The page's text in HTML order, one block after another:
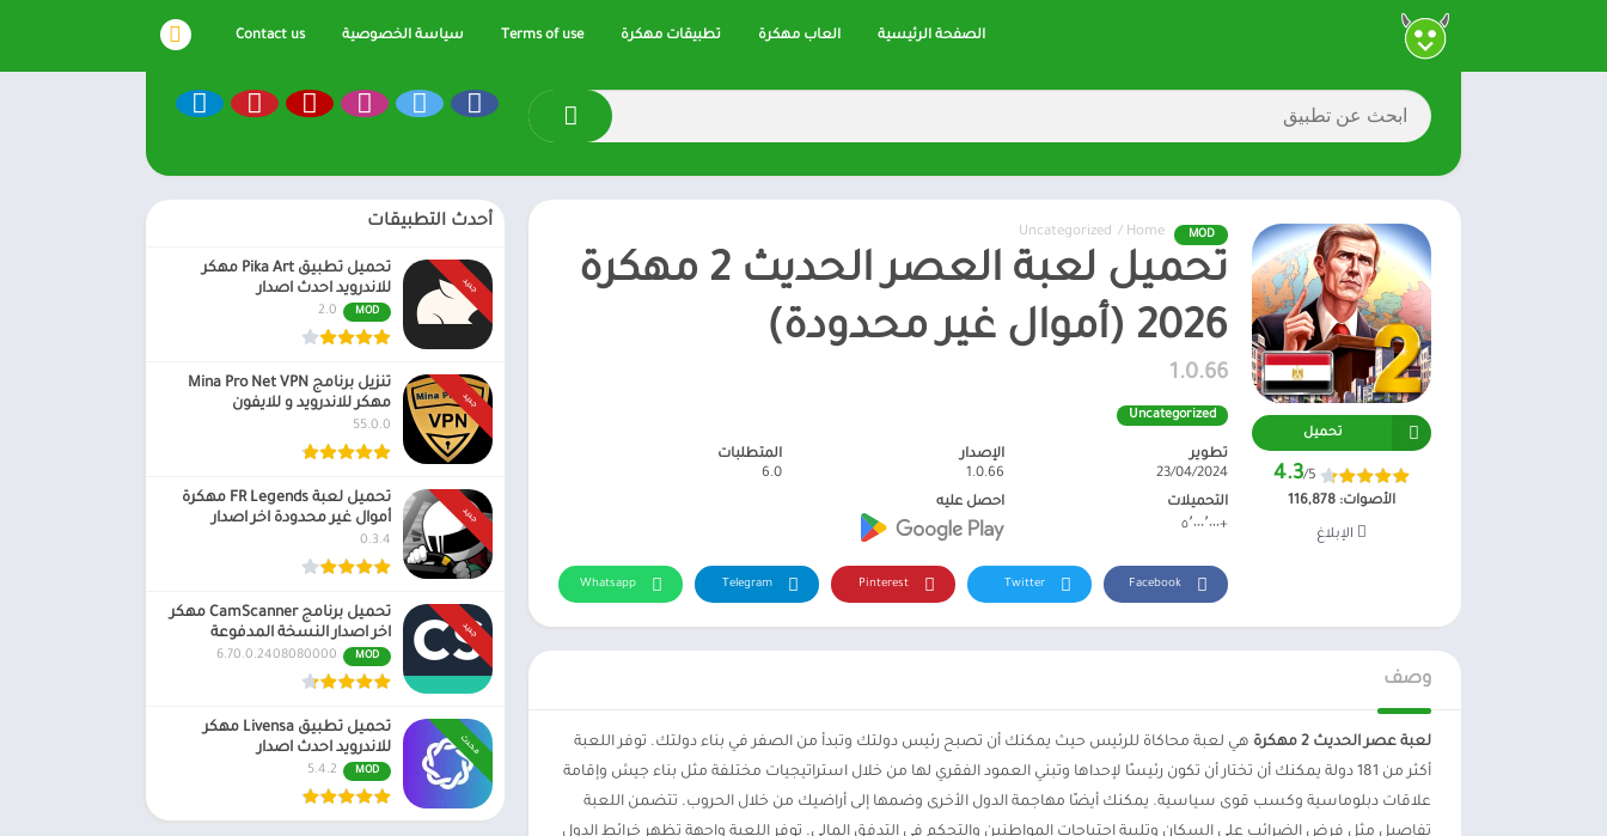
الصفحة الرئيسية العاب مهكرة تطبيقات مهكرة Terms of use سياسة الخصوصية Contact us
MOD
Home
/
Uncategorized
تحميل لعبة العصر الحديث 2 مهكرة
2026 (أموال غير محدودة)
1.0.66
Uncategorized
تحميل
4.3/5
الأصوات: 116,878
الإبلاغ
تطوير
23/04/2024
الإصدار
1.0.66
المتطلبات
6.0
التحميلات
+٥٬٠٠٠٬٠٠٠
احصل عليه
Facebook
Twitter
Pinterest
Telegram
Whatsapp
وصف
لعبة عصر الحديث 2 مهكرة
هي لعبة محاكاة للرئيس حيث يمكنك أن تصبح رئيس دولتك وتبدأ من الصفر في بناء دولتك. توفر اللعبة
أكثر من 181 دولة يمكنك أن تختار أن تكون رئيسًا لإحداها وتبني العمود الفقري لها من خلال استراتيجيات مختلفة مثل بناء جيش وإقامة
علاقات دبلوماسية وكسب قوى سياسية. يمكنك أيضًا مهاجمة الدول الأخرى وضمها إلى أراضيك من خلال الحروب. تتضمن اللعبة
تفاصيل مثل فرض الضرائب على السكان وتلبية احتياجات المواطنين والتحكم في التدفق المالي. توفر اللعبة واجهة تظهر خرائط الدول
أحدث التطبيقات
جديد
تحميل تطبيق Pika Art مهكر
للاندرويد احدث اصدار
MOD
2.0
جديد
تنزيل برنامج Mina Pro Net VPN
مهكر للاندرويد و للايفون
55.0.0
جديد
تحميل لعبة FR Legends مهكرة
أموال غير محدودة اخر اصدار
0.3.4
جديد
تحميل برنامج CamScanner مهكر
اخر اصدار النسخة المدفوعة
MOD
6.70.0.2408080000
محدث
تحميل تطبيق Livensa مهكر
للاندرويد احدث اصدار
MOD
5.4.2